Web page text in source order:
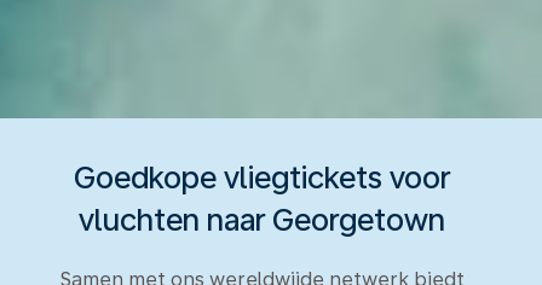
Goedkope vliegtickets voor
vluchten naar Georgetown
Samen met ons wereldwijde netwerk biedt